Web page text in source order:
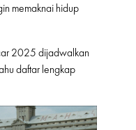
memaknai hidup
2025 dijadwalkan
daftar lengkap